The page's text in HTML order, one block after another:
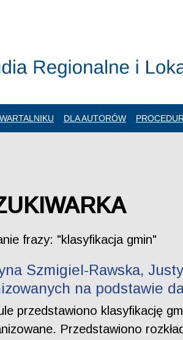
DLA AUTORÓW
frazy: "klasyfikacja gmin"
Szmigiel-Rawska,
na podstawie
przedstawiono klasyfikację
Przedstawiono